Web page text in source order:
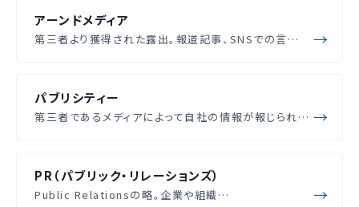
アーンドメディア
第三者より獲得された露出。報道記事、SNSでの言…
パブリシティー
第三者であるメディアによって自社の情報が報じられ…
PR（パブリック・リレーションズ）
Public Relationsの略。企業や組織…